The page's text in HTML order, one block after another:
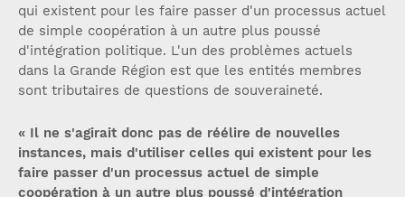
qui existent pour les faire passer d'un processus actuel
de simple coopération à un autre plus poussé
d'intégration politique. L'un des problèmes actuels
dans la Grande Région est que les entités membres
sont tributaires de questions de souveraineté.
« Il ne s'agirait donc pas de réélire de nouvelles
instances, mais d'utiliser celles qui existent pour les
faire passer d'un processus actuel de simple
coopération à un autre plus poussé d'intégration